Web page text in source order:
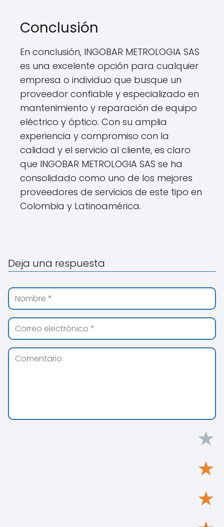
Conclusión
En conclusión, INGOBAR METROLOGIA SAS
es una excelente opción para cualquier
empresa o individuo que busque un
proveedor confiable y especializado en
mantenimiento y reparación de equipo
eléctrico y óptico. Con su amplia
experiencia y compromiso con la
calidad y el servicio al cliente, es claro
que INGOBAR METROLOGIA SAS se ha
consolidado como uno de los mejores
proveedores de servicios de este tipo en
Colombia y Latinoamérica.
Deja una respuesta
★
★
★